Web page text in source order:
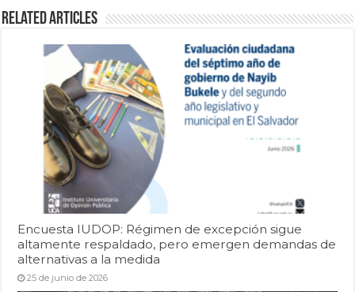
Related Articles
Encuesta IUDOP: Régimen de excepción sigue
altamente respaldado, pero emergen demandas de
alternativas a la medida
25 de junio de 2026